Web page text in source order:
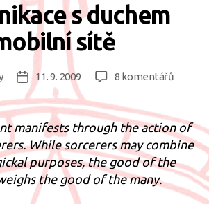
Sparea
s duchem
sítě
Datum
příspěvku
11. 9. 2009 8 komentářůu
s
mobilní
sítě
manifests through the action of
While sorcerers may combine
purposes, the good of the
the good of the many.